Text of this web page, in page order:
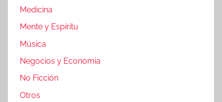
Medicina
Mente y Espíritu
Música
Negocios y Economia
No Ficción
Otros